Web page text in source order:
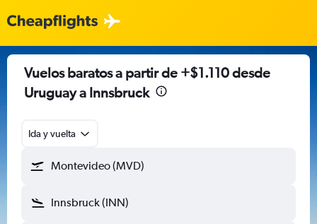
Vuelos baratos a partir de +$1.110 desde
Uruguay a Innsbruck
Ida y vuelta
Montevideo (MVD)
Innsbruck (INN)